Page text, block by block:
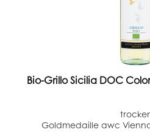
Bio-Grillo Sicilia DOC
Goldmedaille awc